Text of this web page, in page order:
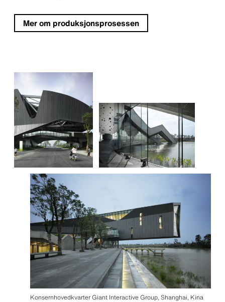
Mer om produksjonsprosessen
Konsernhovedkvarter Giant Interactive Group, Shanghai, Kina